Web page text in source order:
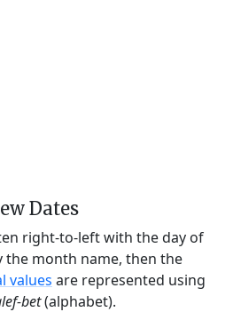
Dates
right-to-left with the day of
month name, then the
values are represented using
bet(alphabet).